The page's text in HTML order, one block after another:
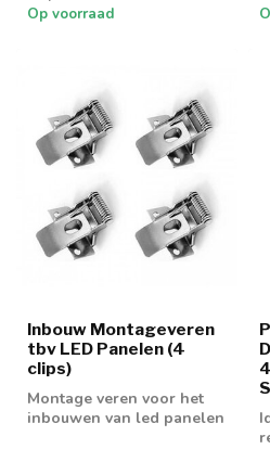
Op voorraad
Inbouw Montageveren
tbv LED Panelen (4
clips)
Montage veren voor het
inbouwen van led panelen